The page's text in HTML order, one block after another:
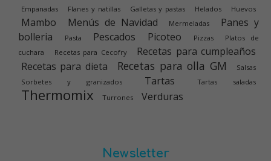
Empanadas Flanes y natillas Galletas y pastas Helados Huevos
Mambo Menús de Navidad Mermeladas
Panes y
bolleria
Pasta Pescados Picoteo Pizzas
Platos de
cuchara
Recetas para Cecofry
Recetas para cumpleaños
Recetas para dieta
Recetas para olla GM
Salsas
Sorbetes y granizados
Tartas Tartas saladas
Thermomix Turrones Verduras
Newsletter